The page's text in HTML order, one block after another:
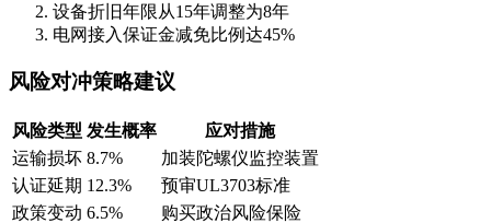
设备折旧年限从15年调整为8年
电网接入保证金减免比例达45%
风险对冲策略建议
风险类型 发生概率
应对措施
运输损坏 8.7%
加装陀螺仪监控装置
认证延期 12.3%
预审UL3703标准
政策变动 6.5% 购买政治风险保险